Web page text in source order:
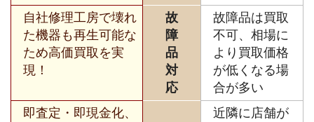
自社修理工房で壊れ
た機器も再生可能な
ため高価買取を実
現！
故
障
品
対
応
故障品は買取
不可、相場に
より買取価格
が低くなる場
合が多い
即査定・即現金化、
近隣に店舗が